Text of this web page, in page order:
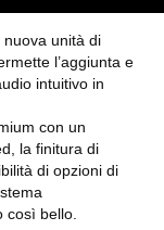
unità di
l’aggiunta e
intuitivo in
con un
la finitura di
di opzioni di
così bello.